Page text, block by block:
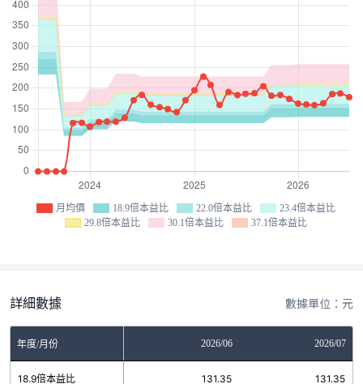
月均價 18.9倍本益比 22.0倍本益比
23.4倍本益比
29.8倍本益比
30.1倍本益比 37.1倍本益比
詳細數據 數據單位：元
年度/月份 2026/06 2026/07
18.9倍本益比 131.35 131.35